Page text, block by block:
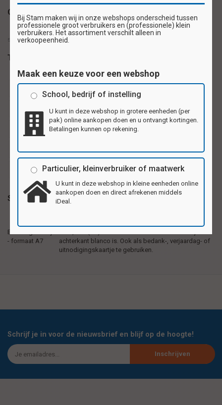
Omschrijving
set met 4 verschillende kaarten
Tags
beloningskaarten beloningskaartje feestkaartjes
kleine kaartjes uitnodigingskaartje
uitnodigingskaartjes
verjaardagskaartjes wenskaartje wenskaartjes
Specificaties
Beloningskaartjes
- formaat A7
achterkant blanco is. Ook als bedank-, verjaardag- of
uitnodigingskaartje te gebruiken.
Schrijf je in voor de nieuwsbrief en blijf op de hoogte!
Inschrijven
Bij Stam maken wij in onze webshops onderscheid tussen
professionele groot verbruikers en (professionele) klein
verbruikers. Het assortiment verschilt alleen in
verkoopeenheid.
Maak een keuze voor een webshop
School, bedrijf of instelling
U kunt in deze webshop in grotere eenheden (per
pak) online aankopen doen en u ontvangt kortingen.
Betalingen kunnen op rekening.
Particulier, kleinverbruiker of maatwerk
U kunt in deze webshop in kleine eenheden online
aankopen doen en direct afrekenen middels
iDeal.